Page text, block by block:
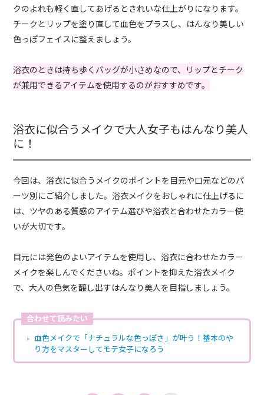
クのよれも軽く直してあげるときれいな仕上がりになります。
チークとリップを塗り直して血色をプラスし、はんなり美しい
色っぽフェイスに整えましょう。
浴衣のときは持ち歩くバッグが小さめなので、リップとチーク
が兼用できるアイテムを使用するのがおすすめです。
浴衣に似合うメイクで大人女子もはんなり美人
に！
今回は、浴衣に似合うメイクのポイントを目元や口元などのパ
ーツ別にご紹介しました。浴衣メイクをおしゃれに仕上げるに
は、ツヤのある質感のアイテム選びや浴衣と合わせたカラー使
いが大切です。
目元には発色のよいアイテムを使用し、浴衣に合わせたカラー
メイクを楽しんでくださいね。ポイントを抑えた浴衣メイク
で、大人の色気を醸し出すはんなり美人を目指しましょう。
合わせて読みたい
血色メイクで「ナチュラルな色っぽさ」が叶う！基本のや
り方をマスターしてモテ女子になろう